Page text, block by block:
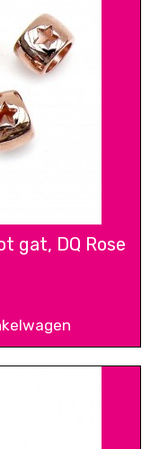
gat, DQ Rose